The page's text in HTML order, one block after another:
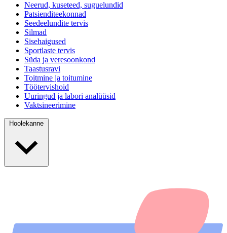
Neerud, kuseteed, suguelundid
Patsienditeekonnad
Seedeelundite tervis
Silmad
Sisehaigused
Sportlaste tervis
Süda ja veresoonkond
Taastusravi
Toitmine ja toitumine
Töötervishoid
Uuringud ja labori analüüsid
Vaktsineerimine
Hoolekanne